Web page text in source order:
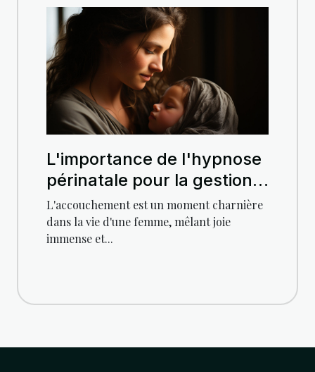
L'importance de l'hypnose
périnatale pour la gestion
du stress et de la douleur
pendant l'accouchement
L'accouchement est un moment charnière
dans la vie d'une femme, mêlant joie
immense et...